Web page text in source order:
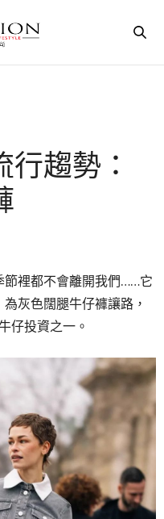
趨勢：
節裡都不會離開我們……它
灰色闊腿牛仔褲讓路，
仔投資之一。